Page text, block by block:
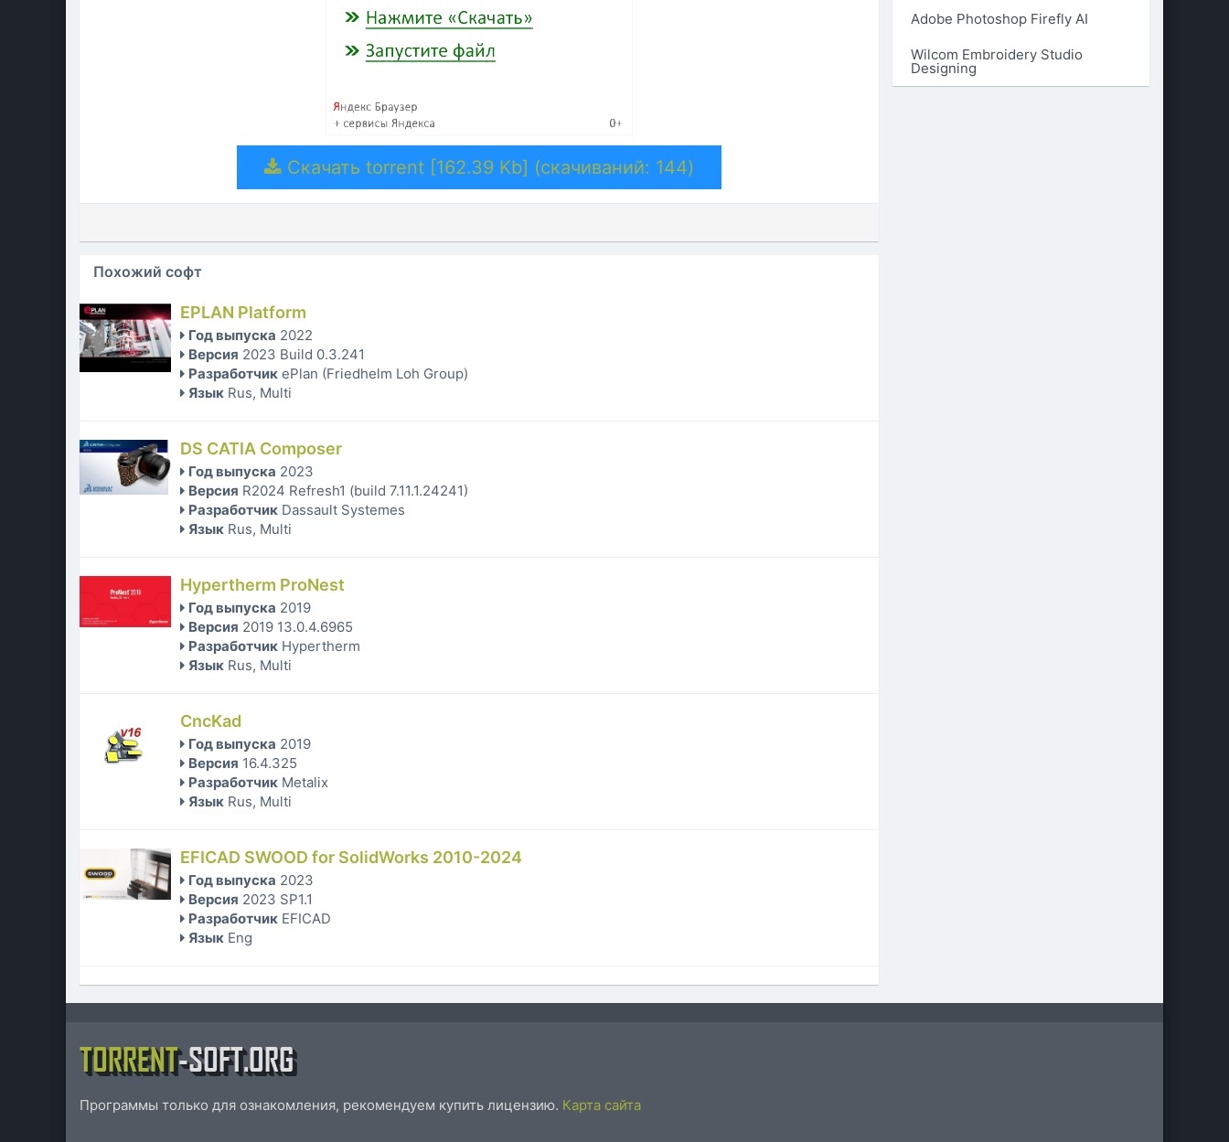
Скачать torrent [162.39 Kb] (cкачиваний: 144)
Похожий софт
EPLAN Platform
Год выпуска 2022
Версия 2023 Build 0.3.241
Разработчик ePlan (Friedhelm Loh Group)
Язык Rus, Multi
DS CATIA Composer
Год выпуска 2023
Версия R2024 Refresh1 (build 7.11.1.24241)
Разработчик Dassault Systemes
Язык Rus, Multi
Hypertherm ProNest
Год выпуска 2019
Версия 2019 13.0.4.6965
Разработчик Hypertherm
Язык Rus, Multi
CncKad
Год выпуска 2019
Версия 16.4.325
Разработчик Metalix
Язык Rus, Multi
EFICAD SWOOD for SolidWorks 2010-2024
Год выпуска 2023
Версия 2023 SP1.1
Разработчик EFICAD
Язык Eng
Adobe Photoshop Firefly AI
Wilcom Embroidery Studio
Designing
TORRENT-SOFT.ORG
Программы только для ознакомления, рекомендуем купить лицензию. Карта сайта